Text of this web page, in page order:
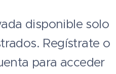
disponible solo
Regístrate o
para acceder